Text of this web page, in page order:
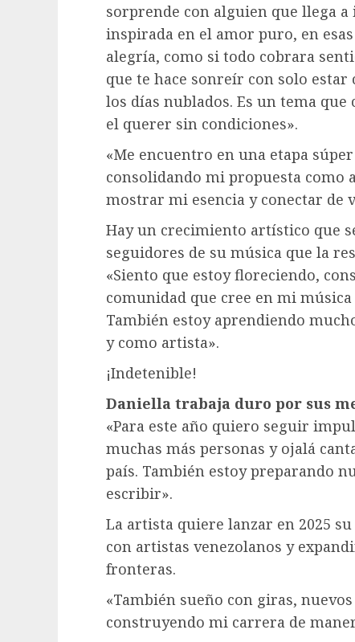
sorprende con alguien que llega
inspirada en el amor puro, en
alegría, como si todo cobrara
que te hace sonreír con solo estar
los días nublados. Es un tema
el querer sin condiciones».
«Me encuentro en una etapa
consolidando mi propuesta como
mostrar mi esencia y conectar de
Hay un crecimiento artístico que
seguidores de su música que la
«Siento que estoy floreciendo,
comunidad que cree en mi
También estoy aprendiendo
y como artista».
¡Indetenible!
Daniella trabaja duro por sus
«Para este año quiero seguir
muchas más personas y ojalá
país. También estoy preparando
escribir».
La artista quiere lanzar en 2025
con artistas venezolanos y
fronteras.
«También sueño con giras,
construyendo mi carrera de